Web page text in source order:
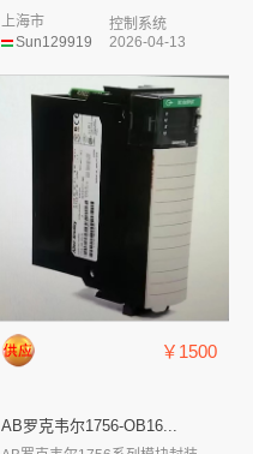
Sun129919
上海市
控制系统
2026-04-13
￥1500
AB罗克韦尔1756-OB16...